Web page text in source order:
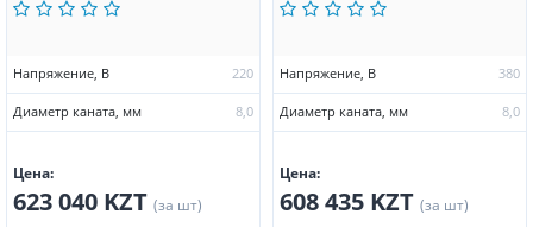
Напряжение, В 220
Диаметр каната, мм 8,0
Цена:
623 040 KZT (за шт)
Напряжение, В 380
Диаметр каната, мм 8,0
Цена:
608 435 KZT (за шт)